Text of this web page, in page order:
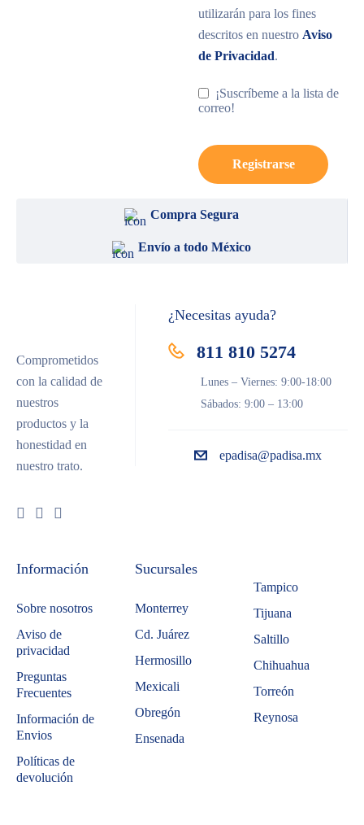
utilizarán para los fines
descritos en nuestro Aviso
de Privacidad.
¡Suscríbeme a la lista de
correo!
Registrarse
Compra Segura
Envío a todo México
Comprometidos
con la calidad de
nuestros
productos y la
honestidad en
nuestro trato.
¿Necesitas ayuda?
811 810 5274
Lunes – Viernes: 9:00-18:00
Sábados: 9:00 – 13:00
epadisa@padisa.mx
Información
Sobre nosotros
Aviso de
privacidad
Preguntas
Frecuentes
Información de
Envios
Políticas de
devolución
Sucursales
Monterrey
Cd. Juárez
Hermosillo
Mexicali
Obregón
Ensenada
Tampico
Tijuana
Saltillo
Chihuahua
Torreón
Reynosa